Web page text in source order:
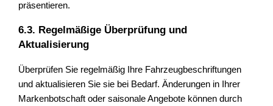
präsentieren.
6.3. Regelmäßige Überprüfung und
Aktualisierung
Überprüfen Sie regelmäßig Ihre Fahrzeugbeschriftungen
und aktualisieren Sie sie bei Bedarf. Änderungen in Ihrer
Markenbotschaft oder saisonale Angebote können durch